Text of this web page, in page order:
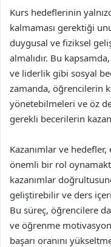
Kurs hedeflerinin
kalmaması gerektiği
duygusal ve fiziksel
almalıdır. Bu
ve liderlik gibi sosyal
zamanda, öğrencilerin
yönetebilmeleri ve öz
gerekli becerilerin
Kazanımlar ve
önemli bir rol
kazanımlar
geliştirebilir ve ders
Bu süreç, öğrencilere
ve öğrenme
başarı oranını